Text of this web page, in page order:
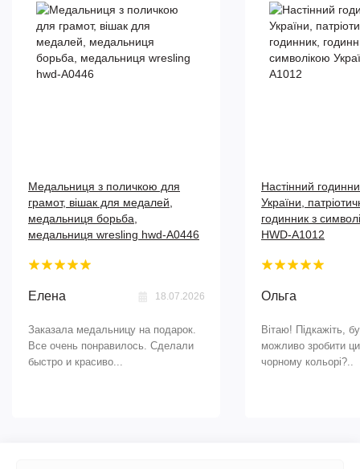
Медальниця з поличкою для
грамот, вішак для медалей,
медальниця борьба,
медальниця wresling hwd-А0446
Елена 18.07.2026
Заказала медальницу на подарок.
Все очень понравилось. Сделали
быстро и красиво...
Настінний
України,
годинник з
HWD-A1012
Ольга
Вітаю! Підкажіть,
можливо зробити
чорному кольорі?..